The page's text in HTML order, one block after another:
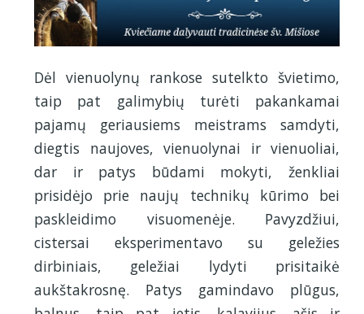
Dėl vienuolynų rankose sutelkto švietimo,
taip pat galimybių turėti pakankamai
pajamų geriausiems meistrams samdyti,
diegtis naujoves, vienuolynai ir vienuoliai,
dar ir patys būdami mokyti, ženkliai
prisidėjo prie naujų technikų kūrimo bei
paskleidimo visuomenėje. Pavyzdžiui,
cistersai eksperimentavo su geležies
dirbiniais, geležiai lydyti prisitaikė
aukštakrosnę. Patys gamindavo plūgus,